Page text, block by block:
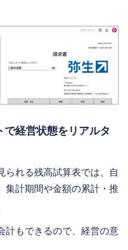
で経営状態をリアルタ
られる残高試算表では、自
集計期間や金額の累計・推
計もできるので、経営の意